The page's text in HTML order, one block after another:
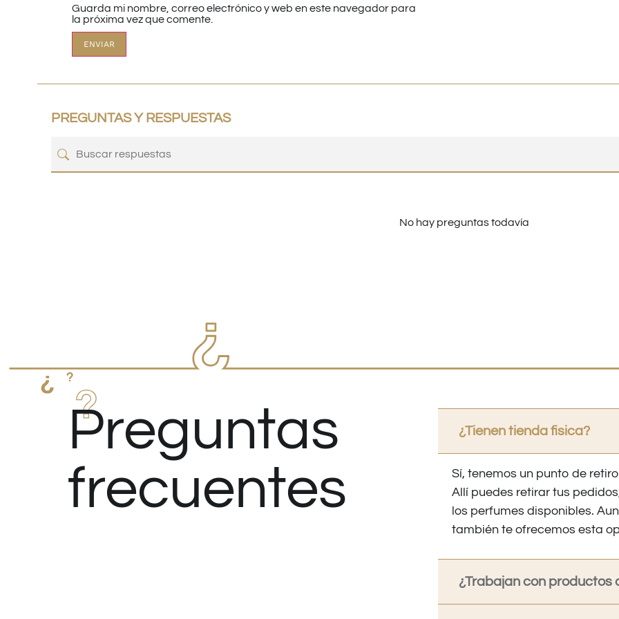
Guarda mi nombre, correo electrónico y web en este navegador para
la próxima vez que comente.
PREGUNTAS Y RESPUESTAS
No hay preguntas todavía
Preguntas
frecuentes
¿Tienen tienda fisica?
Sí, tenemos un punto de
Allí puedes retirar tus
los perfumes disponibles.
también te ofrecemos esta
¿Trabajan con productos